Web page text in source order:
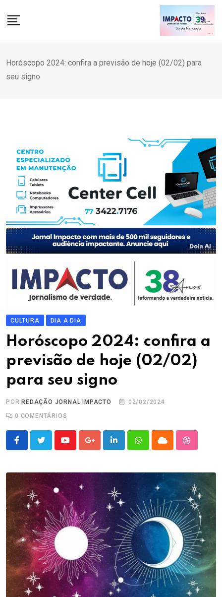
Horóscopo 2024: confira a previsão de hoje (02/02) para
seu signo
CULTURA DIA A DIA
Horóscopo 2024: confira a
previsão de hoje (02/02)
para seu signo
POR REDAÇÃO JORNAL IMPACTO
02/02/2024
0 COMENTÁRIOS
YoutubeGoogle+LinkedInWhatsappCloud